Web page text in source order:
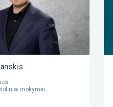
mokymai